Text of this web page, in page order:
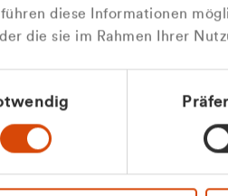
führen diese Informationen
die sie im Rahmen Ihrer
gehören
Privatkunde (inkl.
Geschäftskunde
Angebot?
stellen